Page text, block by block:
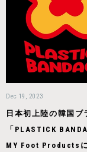
Dec 19, 2023
日本初上陸の韓国ブ
「PLASTICK
MY Foot Products